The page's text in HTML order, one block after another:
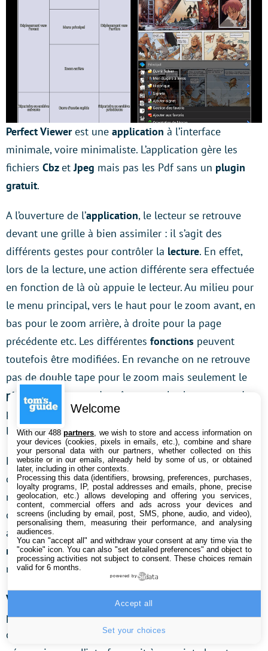
Perfect Viewerest une application à l’interface
minimale, voire minimaliste. L’application gère les
fichiers CbzetJpeg mais pas les Pdf sans un plugin
gratuit.
A l’ouverture de l’application, le lecteur se retrouve
devant une grille à bien assimiler : il s’agit des
différents gestes pour contrôler la lecture. En effet,
lors de la lecture, une action différente sera effectuée
en fonction de là où appuie le lecteur. Au milieu pour
le menu principal, vers le haut pour le zoom avant, en
bas pour le zoom arrière, à droite pour la page
précédente etc. Les différentes fonctions peuvent
toutefois être modifiées. En revanche on ne retrouve
pas de double tape pour le zoom mais seulement le
pincement
. Il en va de même pour le changement de
page ou seule la tape est prise en compte et non pas
le glissement de doigt.
Lanavigationdans les menus est également un peu
complexe à appréhender. Si labibliothèque peut se
retrouver sous forme d’étagères, elle n’est pas
directement accessible comme dans d’autres
applications. On apprécie toutefois de pouvoir
modifier les couleurs, ajouter des niveaux de gris ou
modifier la saturation des planches.
Verdict :
Malgré un temps d’adaptation, Perfect Viewer
peut séduire par son simplisme et la possibilité de
configurer soi-même les contrôles. Dommage
Welcome
With our 488partners , we wish to store and access information on
your devices (cookies, pixels in emails, etc.), combine and share
your personal data with our partners, whether collected on this
website or in our emails, already held by some of us, or obtained
later, including in other contexts.
Processing this data (identifiers, browsing, preferences, purchases,
loyalty programs, IP, postal addresses and emails, phone, precise
geolocation, etc.) allows developing and offering you services,
content, commercial offers and ads across your devices and
screens (including by email, post, SMS, phone, audio, and video),
personalising them, measuring their performance, and analysing
audiences.
You can "accept all" and withdraw your consent at any time via the
"cookie" icon. You can also "set detailed preferences" and object to
processing activities not subject to consent. These choices remain
valid for 6 months.
powered by
Set your choices
Accept all